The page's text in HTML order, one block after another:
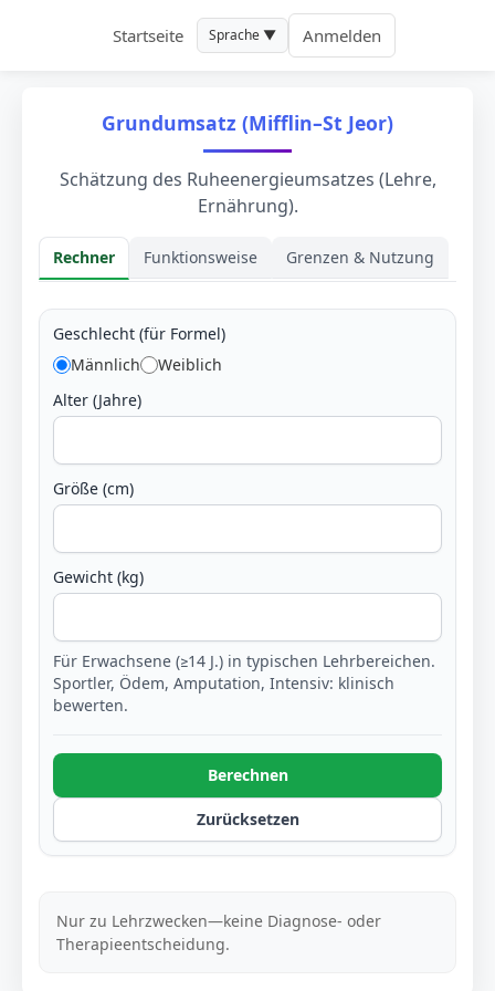
Startseite Sprache ▼ Anmelden
Grundumsatz (Mifflin–St Jeor)
Schätzung des Ruheenergieumsatzes (Lehre,
Ernährung).
Rechner Funktionsweise Grenzen & Nutzung
Rechner
Geschlecht (für Formel)
Männlich
Weiblich
Alter (Jahre)
Größe (cm)
Gewicht (kg)
Für Erwachsene (≥14 J.) in typischen Lehrbereichen.
Sportler, Ödem, Amputation, Intensiv: klinisch
bewerten.
Berechnen
Zurücksetzen
Nur zu Lehrzwecken—keine Diagnose- oder
Therapieentscheidung.